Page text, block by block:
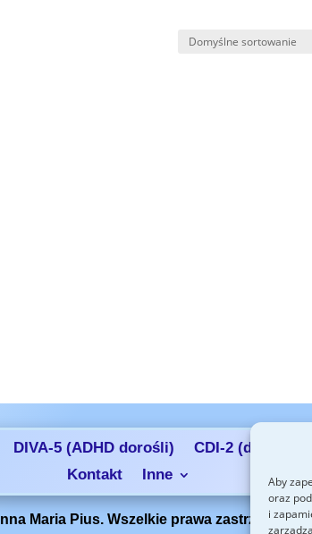
Aby
oraz
i
DIVA-5 (ADHD dorośli) CDI-2 (depresja)
Kontakt
Inne
Maria Pius. Wszelkie prawa zastrzeżone.